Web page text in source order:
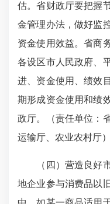
估。省财政厅要把握
金管理办法，做好监
资金使用效益。省商
各设区市人民政府、
进、资金使用、绩效
期形成资金使用和绩
政厅。（责任单位：
运输厅、农业农村厅）
（四）营造良好市
地企业参与消费品以